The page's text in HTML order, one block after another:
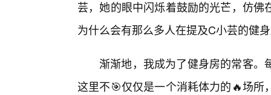
芸，她的眼中闪烁着鼓励的光芒，仿
为什么会有那么多人在提及C小芸的健
渐渐地，我成为了健身房的常客
这里不🎯仅仅是一个消耗体力的🔥场